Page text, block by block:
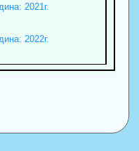
2021г.
2022г.